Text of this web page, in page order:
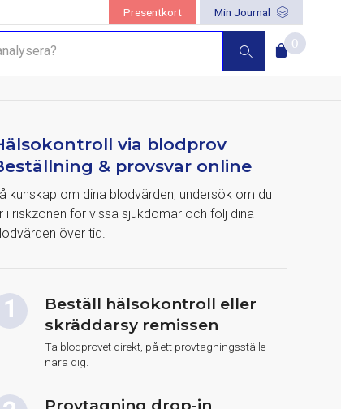
Presentkort Min Journal
0
via blodprov
& provsvar online
kunskap om dina blodvärden, undersök om du
i riskzonen för vissa sjukdomar och följ dina
över tid.
Beställ hälsokontroll eller
skräddarsy remissen
Ta blodprovet direkt, på ett provtagningsställe
nära dig.
Provtagning drop-in